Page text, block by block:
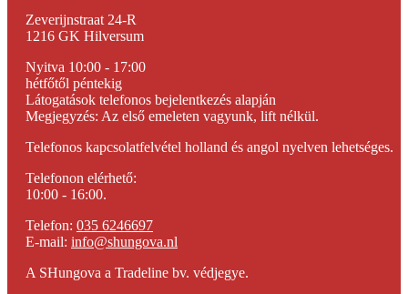
Zeverijnstraat 24-R
1216 GK Hilversum
Nyitva 10:00 - 17:00
hétfőtől péntekig
Látogatások telefonos bejelentkezés alapján
Megjegyzés: Az első emeleten vagyunk, lift nélkül.
Telefonos kapcsolatfelvétel holland és angol nyelven lehetséges.
Telefonon elérhető:
10:00 - 16:00.
Telefon: 035 6246697
E-mail: info@shungova.nl
A SHungova a Tradeline bv. védjegye.